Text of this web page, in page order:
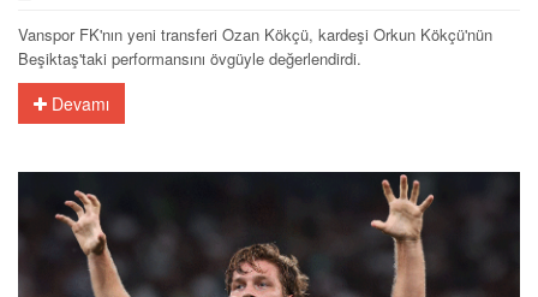
Vanspor FK'nın yeni transferi Ozan Kökçü, kardeşi Orkun Kökçü'nün
Beşiktaş'taki performansını övgüyle değerlendirdi.
Devamı